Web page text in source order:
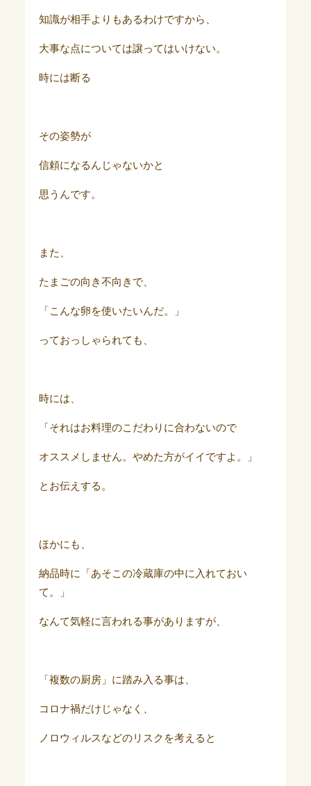
知識が相手よりもあるわけですから、
大事な点については譲ってはいけない。
時には断る
その姿勢が
信頼になるんじゃないかと
思うんです。
また、
たまごの向き不向きで、
「こんな卵を使いたいんだ。」
っておっしゃられても、
時には、
「それはお料理のこだわりに合わないので
オススメしません。やめた方がイイですよ。」
とお伝えする。
ほかにも、
納品時に「あそこの冷蔵庫の中に入れておい
て。」
なんて気軽に言われる事がありますが、
「複数の厨房」に踏み入る事は、
コロナ禍だけじゃなく、
ノロウィルスなどのリスクを考えると